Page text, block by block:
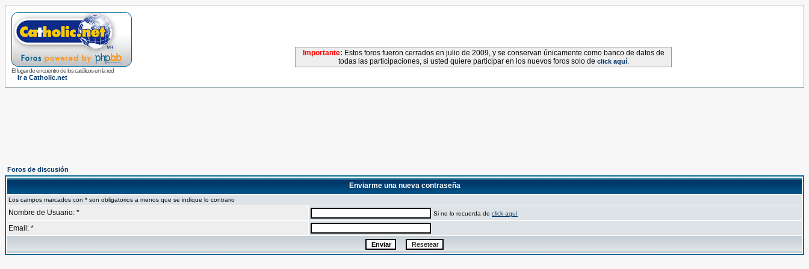
El lugar de encuentro de los católicos en la red
Ir a Catholic.net
Importante: Estos foros fueron cerrados en julio de 2009, y se conservan únicamente como banco de datos de
todas las participaciones, si usted quiere participar en los nuevos foros solo de click aquí.
Foros de discusión
Enviarme una nueva contraseña
Los campos marcados con * son obligatorios a menos que se indique lo contrario
Nombre de Usuario: * Si no lo recuerda de click aquí
Email: *